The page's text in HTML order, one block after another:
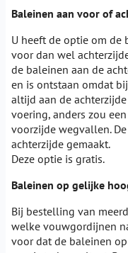
Baleinen aan voor of
U heeft de optie om
voor dan wel
de baleinen aan de
en is ontstaan omdat
altijd aan de
voering, anders zou
voorzijde wegvallen.
achterzijde gemaakt.
Deze optie is gratis.
Baleinen op gelijke
Bij bestelling van
welke vouwgordijnen
voor dat de baleinen